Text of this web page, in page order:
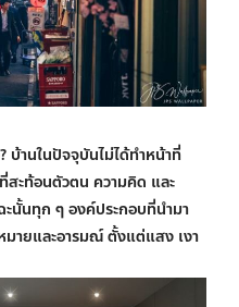
านในปัจจุบันไม่ได้ทำหน้าที่
ะท้อนตัวตน ความคิด และ
นั้นทุก ๆ องค์ประกอบที่นำมา
ายและอารมณ์ ตั้งแต่แสง เงา